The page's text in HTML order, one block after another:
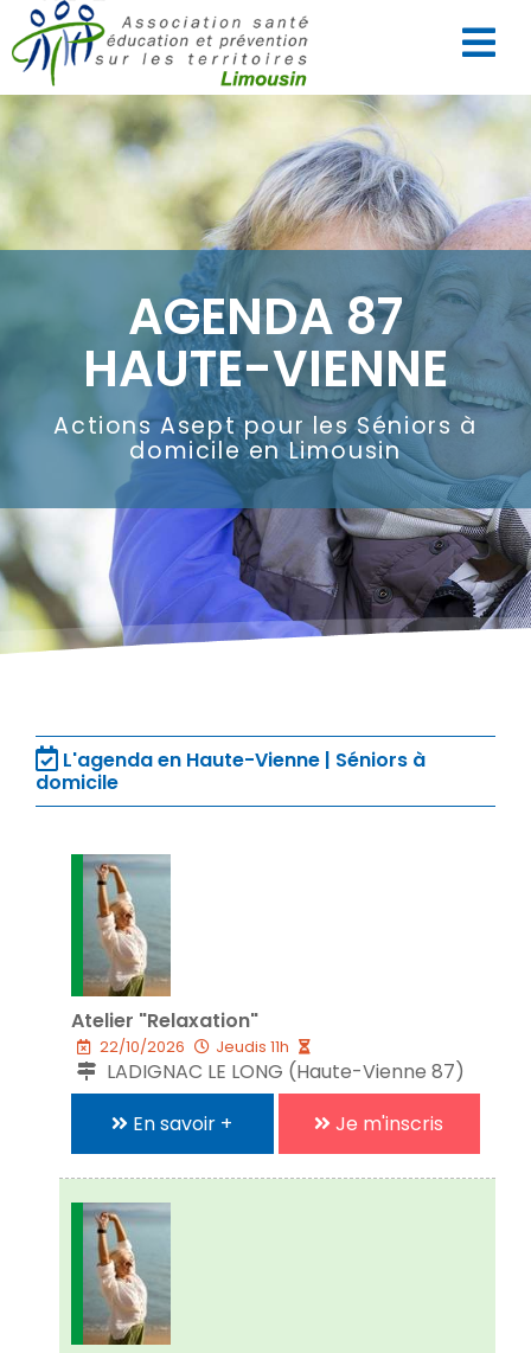
AGENDA 87
HAUTE-VIENNE
Actions Asept pour les Séniors à
domicile en Limousin
L'agenda en Haute-Vienne | Séniors à
domicile
Atelier "Relaxation"
22/10/2026 Jeudis 11h
LADIGNAC LE LONG (Haute-Vienne 87)
En savoir +
Je m'inscris